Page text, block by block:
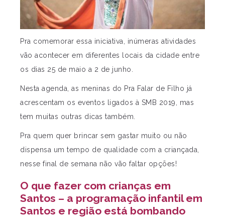
Pra comemorar essa iniciativa, inúmeras atividades
vão acontecer em diferentes locais da cidade entre
os dias 25 de maio a 2 de junho.
Nesta agenda, as meninas do Pra Falar de Filho já
acrescentam os eventos ligados à SMB 2019, mas
tem muitas outras dicas também.
Pra quem quer brincar sem gastar muito ou não
dispensa um tempo de qualidade com a criançada,
nesse final de semana não vão faltar opções!
O que fazer com crianças em
Santos – a programação infantil em
Santos e região está bombando